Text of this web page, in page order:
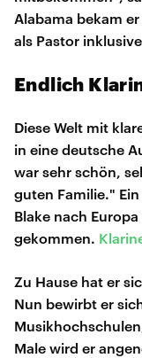
Alabama bekam
als Pastor
Endlich
Diese Welt mit
in eine deutsche
war sehr schön,
guten Familie."
Blake nach
gekommen.
Zu Hause hat er
Nun bewirbt er
Male wird er